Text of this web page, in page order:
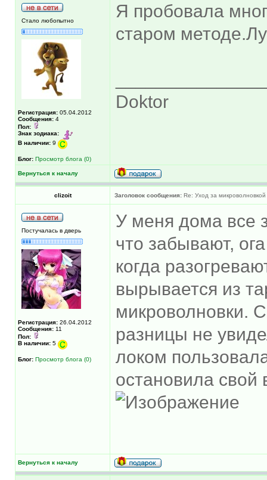
Стало любопытно
Регистрация: 05.04.2012
Сообщения: 4
Пол:
Знак зодиака:
В наличии: 9
Блог: Просмотр блога (0)
Я пробовала
старом
Doktor
Вернуться к началу
clizoit Заголовок сообщения: Re: Уход за микроволновкой
Постучалась в дверь
Регистрация: 26.04.2012
Сообщения: 11
Пол:
В наличии: 5
Блог: Просмотр блога (0)
У меня дома все
что забывают,
когда
вырывается из
микроволновки.
разницы не
локом
остановила
Вернуться к началу